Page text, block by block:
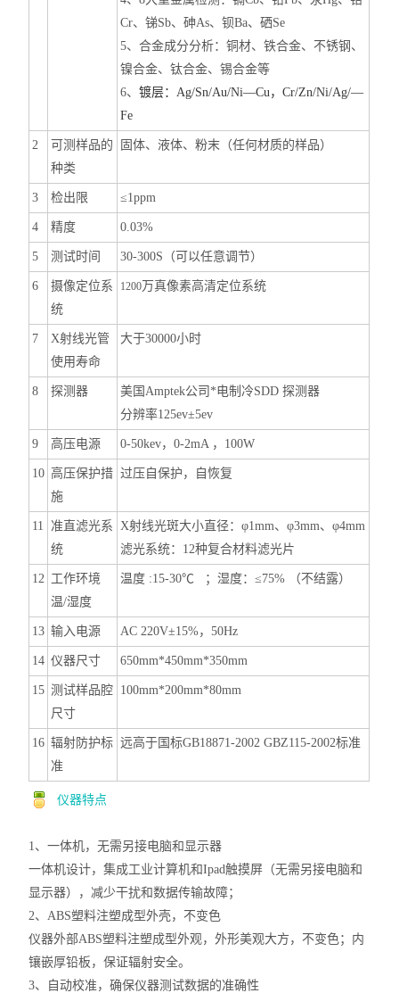
Cr、锑Sb、砷As、钡Ba、硒Se
5、合金成分分析：铜材、铁合金、不锈钢、
镍合金、钛合金、锡合金等
6、镀层： Ag/Sn/Au/Ni—Cu ，Cr/Zn/Ni/Ag/—
Fe
2
可测样品的
种类
固体、液体、粉末（任何材质的样品）
3 检出限 ≤1ppm
4 精度 0 .03%
5 测试时间 30-300S （可以任意调节）
6
摄像定位系
统
1200万真像素高清定位系统
7
X射线光管
使用寿命
大于30000小时
8 探测器 美国Amptek公司*电制冷SDD 探测器
分辨率125ev±5ev
9 高压电源 0-50kev，0-2mA ，100W
10 高压保护措
施
过压自保护，自恢复
11 准直滤光系
统
X射线光斑大小直径：φ1mm、φ3mm、φ4mm
滤光系统：12种复合材料滤光片
1 2 工作环境
温/湿度
温度 :15-30℃ ；湿度：≤75% （不结露）
13 输入电源 AC 220V±15%，50Hz
14 仪器尺寸 650mm*450mm*350mm
15 测试样品腔
尺寸
100mm*200mm*80mm
16 辐射防护标
准
远高于国标GB18871-2002 GBZ115-2002标准
仪器特点
1、一体机，无需另接电脑和显示器
一体机设计，集成工业计算机和Ipad触摸屏 （无需另接电脑和
显示器），减少干扰和数据传输故障；
2、ABS塑料注塑成型外壳， 不变色
仪器外部ABS塑料注塑成型外观，外形美观大方，不变色；内
镶嵌厚铅板，保证辐射安全。
3、自动校准 ，确保仪器测试数据的准确性